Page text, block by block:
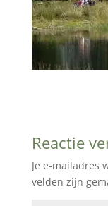
Reactie
Je e-mailadres
velden zijn